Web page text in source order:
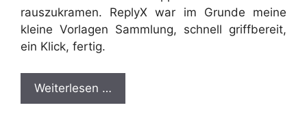
rauszukramen. ReplyX war im Grunde meine
kleine Vorlagen Sammlung, schnell griffbereit,
ein Klick, fertig.
Weiterlesen …